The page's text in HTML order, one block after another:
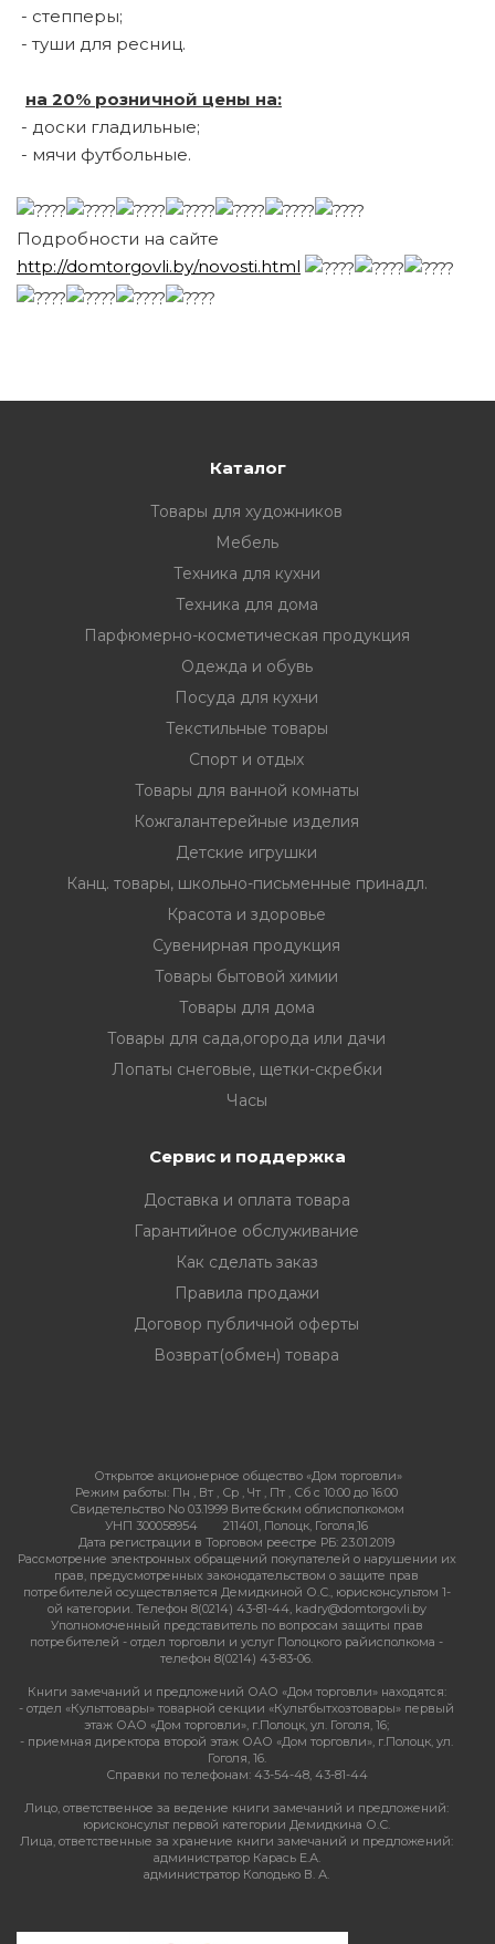
- степперы;
- туши для ресниц.
на 20% розничной цены на:
- доски гладильные;
- мячи футбольные.
Подробности на сайте
http://domtorgovli.by/novosti.html
Каталог
Товары для художников
Мебель
Техника для кухни
Техника для дома
Парфюмерно-косметическая продукция
Одежда и обувь
Посуда для кухни
Текстильные товары
Спорт и отдых
Товары для ванной комнаты
Кожгалантерейные изделия
Детские игрушки
Канц. товары, школьно-письменные принадл.
Красота и здоровье
Сувенирная продукция
Товары бытовой химии
Товары для дома
Товары для сада,огорода или дачи
Лопаты снеговые, щетки-скребки
Часы
Сервис и поддержка
Доставка и оплата товара
Гарантийное обслуживание
Как сделать заказ
Правила продажи
Договор публичной оферты
Возврат(обмен) товара
Открытое акционерное общество «Дом торговли»
Режим работы: Пн , Вт , Ср , Чт , Пт , Сб c 10:00 до 16:00
Свидетельство No 03.1999 Витебским облисполкомом
УНП 300058954
211401, Полоцк, Гоголя,16
Дата регистрации в Торговом реестре РБ: 23.01.2019
Рассмотрение электронных обращений покупателей о нарушении их
прав, предусмотренных законодательством о защите прав
потребителей осуществляется Демидкиной О.С., юрисконсультом 1-
ой категории. Телефон 8(0214) 43-81-44, kadry@domtorgovli.by
Уполномоченный представитель по вопросам защиты прав
потребителей - отдел торговли и услуг Полоцкого райисполкома -
телефон 8(0214) 43-83-06.
Книги замечаний и предложений ОАО «Дом торговли» находятся:
- отдел «Культтовары» товарной секции «Культбытхозтовары» первый
этаж ОАО «Дом торговли», г.Полоцк, ул. Гоголя, 16;
- приемная директора второй этаж ОАО «Дом торговли», г.Полоцк, ул.
Гоголя, 16.
Справки по телефонам: 43-54-48, 43-81-44
Лицо, ответственное за ведение книги замечаний и предложений:
юрисконсульт первой категории Демидкина О.С.
Лица, ответственные за хранение книги замечаний и предложений:
администратор Карась Е.А.
администратор Колодько В. А.